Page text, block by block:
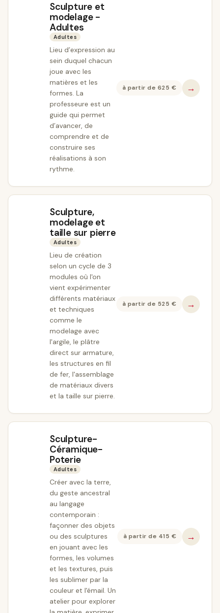
Sculpture et
modelage -
Adultes
Adultes
Lieu d’expression au
sein duquel chacun
joue avec les
matières et les
formes. La
professeure est un
guide qui permet
d’avancer, de
comprendre et de
construire ses
réalisations à son
rythme.
à partir de 625 € →
Sculpture,
modelage et
taille sur pierre
Adultes
Lieu de création
selon un cycle de 3
modules où l'on
vient expérimenter
différents matériaux
et techniques
comme le
modelage avec
l'argile, le plâtre
direct sur armature,
les structures en fil
de fer, l'assemblage
de matériaux divers
et la taille sur pierre.
à partir de 525 € →
Sculpture-
Céramique-
Poterie
Adultes
Créer avec la terre,
du geste ancestral
au langage
contemporain :
façonner des objets
ou des sculptures
en jouant avec les
formes, les volumes
et les textures, puis
les sublimer par la
couleur et l'émail. Un
atelier pour explorer
à partir de 415 € →